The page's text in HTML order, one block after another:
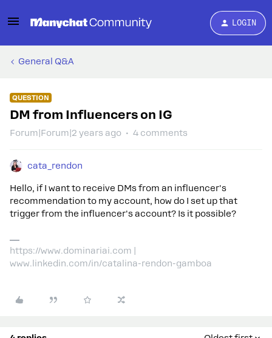
LOGIN
General Q&A
QUESTION
DM from Influencers on IG
Forum|Forum|2 years ago 4 comments
cata_rendon
Hello, if I want to receive DMs from an influencer's
recommendation to my account, how do I set up that
trigger from the influencer's account? Is it possible?
https://www.dominariai.com |
www.linkedin.com/in/catalina-rendon-gamboa